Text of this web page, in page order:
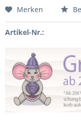
Merken
Artikel-Nr.: